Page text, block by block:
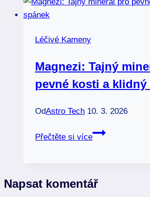
duchovní
Léčivé Kameny
Magnezi: Tajný
pevné kosti a klidný
OdAstro Tech 10. 3. 2026
Přečtěte si více
Magnezi:
pevné
Napsat komentář